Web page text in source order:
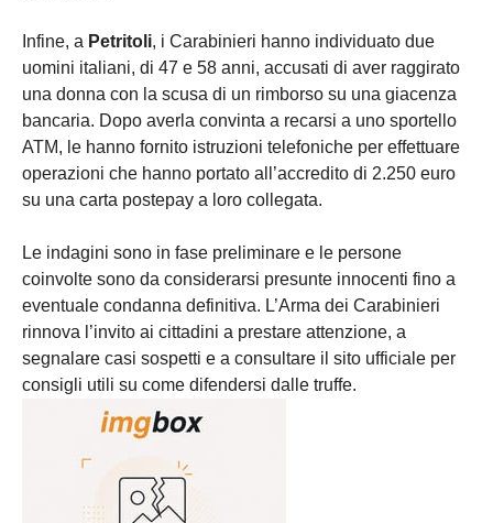
Infine, a Petritoli, i Carabinieri hanno individuato due
uomini italiani, di 47 e 58 anni, accusati di aver raggirato
una donna con la scusa di un rimborso su una giacenza
bancaria. Dopo averla convinta a recarsi a uno sportello
ATM, le hanno fornito istruzioni telefoniche per effettuare
operazioni che hanno portato all’accredito di 2.250 euro
su una carta postepay a loro collegata.
Le indagini sono in fase preliminare e le persone
coinvolte sono da considerarsi presunte innocenti fino a
eventuale condanna definitiva. L’Arma dei Carabinieri
rinnova l’invito ai cittadini a prestare attenzione, a
segnalare casi sospetti e a consultare il sito ufficiale per
consigli utili su come difendersi dalle truffe.